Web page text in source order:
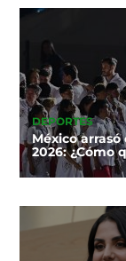
DEPORTES
México
2026: ¿Cómo